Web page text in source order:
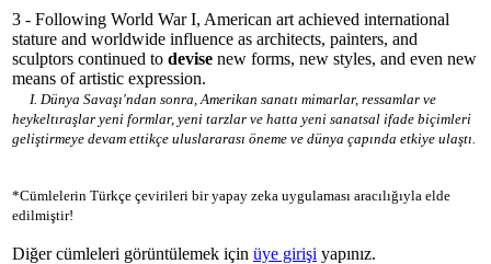
3 - Following World War I, American art achieved international
stature and worldwide influence as architects, painters, and
sculptors continued to devise new forms, new styles, and even new
means of artistic expression.
I. Dünya Savaşı'ndan sonra, Amerikan sanatı mimarlar, ressamlar ve
heykeltıraşlar yeni formlar, yeni tarzlar ve hatta yeni sanatsal ifade biçimleri
geliştirmeye devam ettikçe uluslararası öneme ve dünya çapında etkiye ulaştı.
*Cümlelerin Türkçe çevirileri bir yapay zeka uygulaması aracılığıyla elde
edilmiştir!
Diğer cümleleri görüntülemek için üye girişi yapınız.